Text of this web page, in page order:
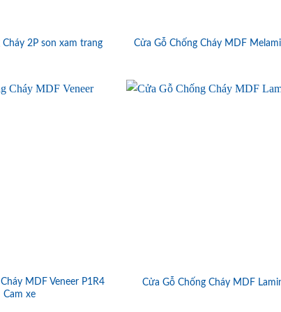
2P son xam trang Cửa Gỗ Chống Cháy MDF
MDF Veneer P1R4
Cam xe
Cửa Gỗ Chống Cháy MDF